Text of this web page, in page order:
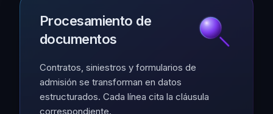
Procesamiento de
documentos
Contratos, siniestros y formularios de
admisión se transforman en datos
estructurados. Cada línea cita la cláusula
correspondiente.